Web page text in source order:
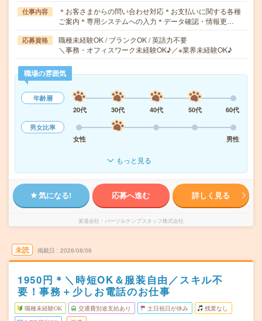
仕事内容
＊お客さまからの問い合わせ対応＊お支払いに関する各種
ご案内＊専用システムへの入力＊データ確認・情報更…
応募資格
職種未経験OK / ブランクOK / 英語力不要
＼事務・オフィスワーク未経験OK♪／※業界未経験OK♪
職場の雰囲気
年齢層
20代
30代 40代 50代
60代
男女比率
女性
男性
もっと見る
気になる! 応募へ進む 詳しく見る
派遣会社 パーソルテンプスタッフ株式会社
未読 掲載日 2026/08/06
1950円＊＼時短OK＆服装自由／スキル不
要！事務＋少しお電話のお仕事
職種未経験OK 交通費別途支給あり 土日祝日が休み 残業なし